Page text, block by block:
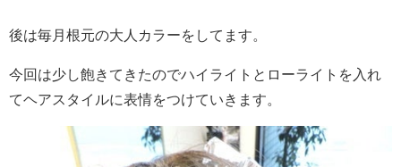
後は毎月根元の大人カラーをしてます。
今回は少し飽きてきたのでハイライトとローライトを入れ
てヘアスタイルに表情をつけていきます。